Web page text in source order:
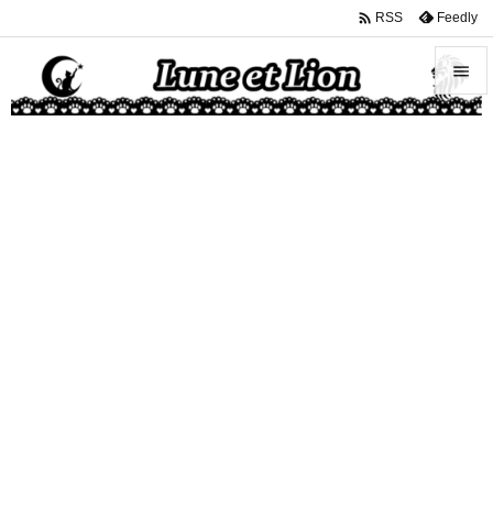


 RSS Feedly